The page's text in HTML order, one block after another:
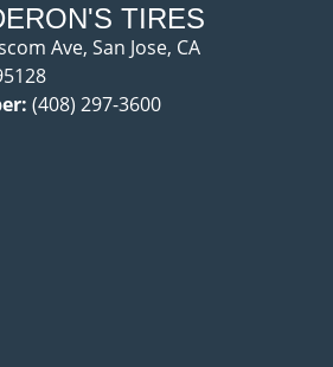
TIRES
Ave, San Jose, CA
(408) 297-3600